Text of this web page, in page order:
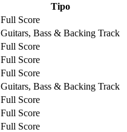
Tipo
Full Score
Guitars, Bass & Backing Track
Full Score
Full Score
Full Score
Guitars, Bass & Backing Track
Full Score
Full Score
Full Score